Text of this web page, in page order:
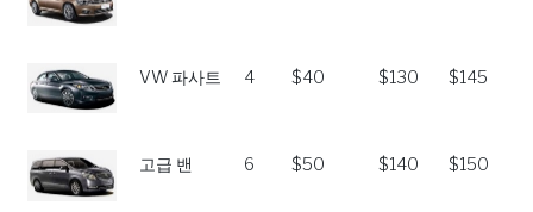
VW 파사트 4 $40 $130 $145
고급 밴 6 $50 $140 $150